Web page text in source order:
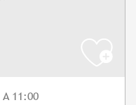
A 11:00